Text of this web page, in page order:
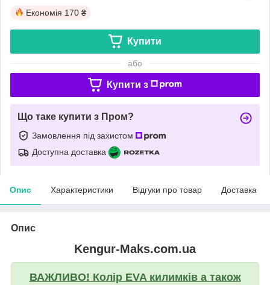
Економія 170 ₴
Купити
або
Купити з
Що таке купити з Пром?
Замовлення під захистом
Доступна доставка
Опис Характеристики Відгуки про товар Доставка
Опис
Kengur-Maks.com.ua
ВАЖЛИВО! Колір EVA килимків а також